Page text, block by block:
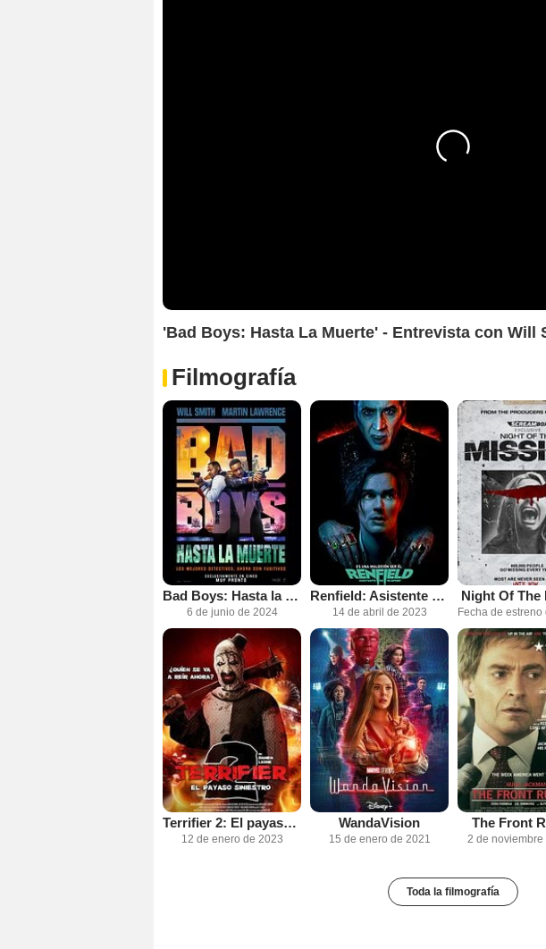
'Bad Boys: Hasta La Muerte' - Entrevista con Will
Filmografía
Bad Boys: Hasta la muerte
6 de junio de 2024
Renfield: Asistente de Vampiro
14 de abril de 2023
Night Of The
Terrifier 2: El payaso siniestro
12 de enero de 2023
WandaVision
15 de enero de 2021
The Front
2 de noviembre
Toda la filmografía